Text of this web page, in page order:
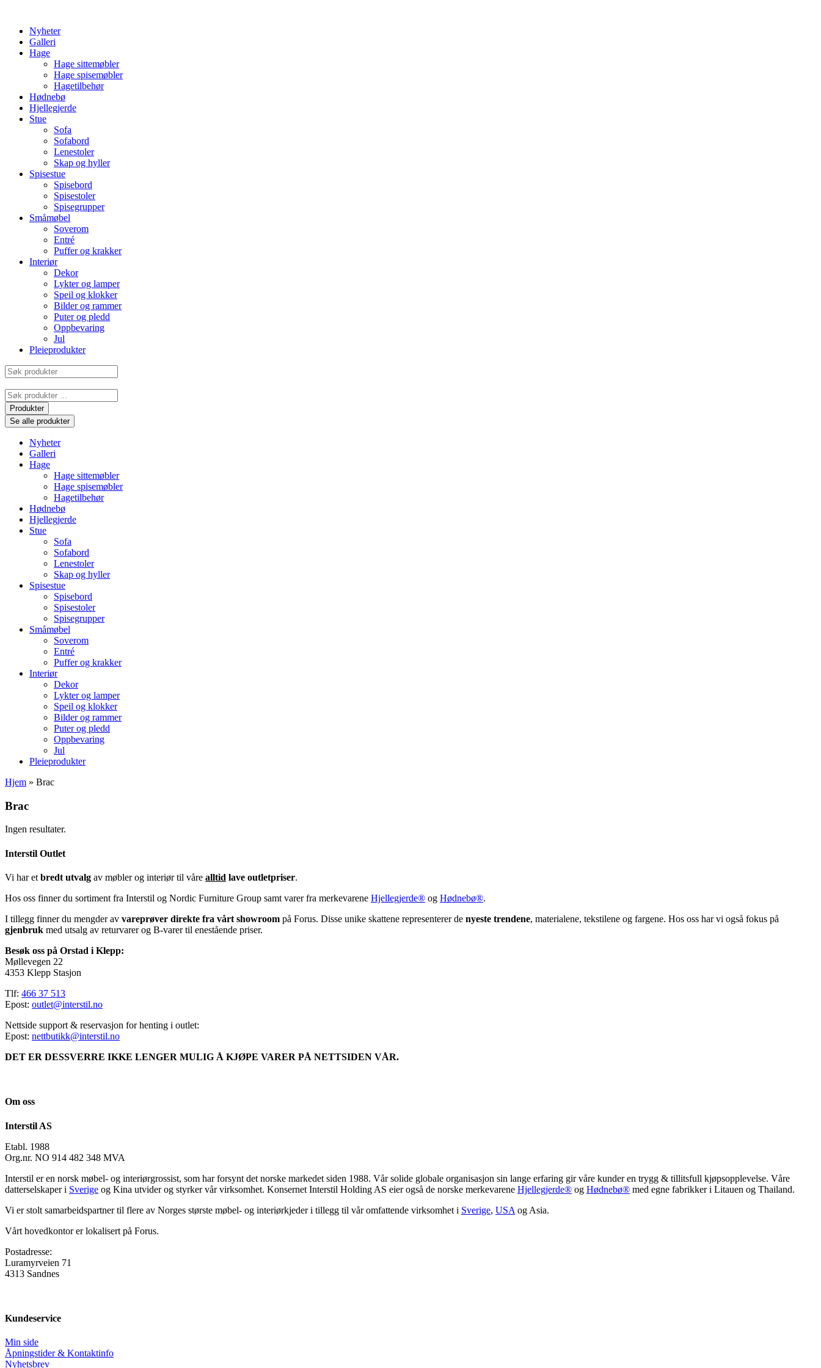
contentNyheter
Galleri
Hage
Hage sittemøbler
Hage spisemøbler
Hagetilbehør
Hødnebø
Hjellegjerde
Stue
Sofa
Sofabord
Lenestoler
Skap og hyller
Spisestue
Spisebord
Spisestoler
Spisegrupper
Småmøbel
Soverom
Entré
Puffer og krakker
Interiør
Dekor
Lykter og lamper
Speil og klokker
Bilder og rammer
Puter og pledd
Oppbevaring
Jul
Pleieprodukter
Søk
produkter
Search
...Produkter
Se alle produkter
Nyheter
Galleri
Hage
Hage sittemøbler
Hage spisemøbler
Hagetilbehør
Hødnebø
Hjellegjerde
Stue
Sofa
Sofabord
Lenestoler
Skap og hyller
Spisestue
Spisebord
Spisestoler
Spisegrupper
Småmøbel
Soverom
Entré
Puffer og krakker
Interiør
Dekor
Lykter og lamper
Speil og klokker
Bilder og rammer
Puter og pledd
Oppbevaring
Jul
Pleieprodukter
Hjem » Brac
Brac
Ingen resultater.
Interstil Outlet
Vi har et bredt utvalg av møbler og interiør til våre alltid lave outletpriser.
Hos oss finner du sortiment fra Interstil og Nordic Furniture Group samt varer fra merkevarene Hjellegjerde® og Hødnebø®.
I tillegg finner du mengder av vareprøver direkte fra vårt showroom på Forus. Disse unike skattene representerer de nyeste trendene, materialene, tekstilene og fargene. Hos oss har vi også fokus på
gjenbruk med utsalg av returvarer og B-varer til enestående priser.
Besøk oss på Orstad i Klepp:
Møllevegen 22
4353 Klepp Stasjon
Tlf: 466 37 513
Epost: outlet@interstil.no
Nettside support & reservasjon for henting i outlet:
Epost: nettbutikk@interstil.no
DET ER DESSVERRE IKKE LENGER MULIG Å KJØPE VARER PÅ NETTSIDEN VÅR.
Om oss
Interstil AS
Etabl. 1988
Org.nr. NO 914 482 348 MVA
Interstil er en norsk møbel- og interiørgrossist, som har forsynt det norske markedet siden 1988. Vår solide globale organisasjon sin lange erfaring gir våre kunder en trygg & tillitsfull kjøpsopplevelse. Våre
datterselskaper i Sverige og Kina utvider og styrker vår virksomhet. Konsernet Interstil Holding AS eier også de norske merkevarene Hjellegjerde® og Hødnebø® med egne fabrikker i Litauen og Thailand.
Vi er stolt samarbeidspartner til flere av Norges største møbel- og interiørkjeder i tillegg til vår omfattende virksomhet i Sverige, USA og Asia.
Vårt hovedkontor er lokalisert på Forus.
Postadresse:
Luramyrveien 71
4313 Sandnes
Kundeservice
Min side
Åpningstider & Kontaktinfo
Nyhetsbrev